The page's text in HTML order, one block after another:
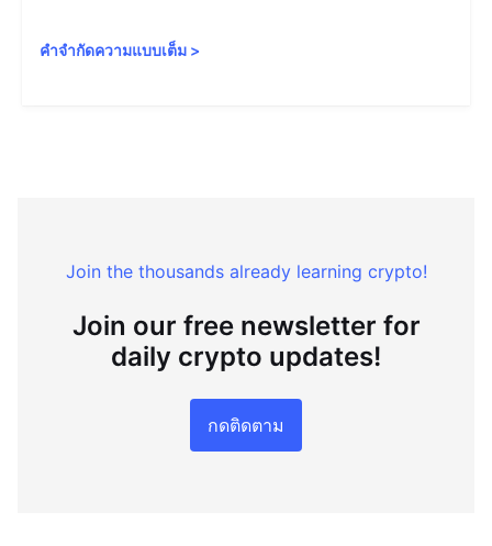
คำจำกัดความแบบเต็ม >
Join the thousands already learning crypto!
Join our free newsletter for
daily crypto updates!
กดติดตาม